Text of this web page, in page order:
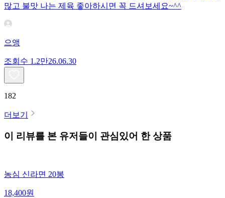
많고 불맛 나는 제육 좋아하시면 꼭 드셔보세요~^^
으앵
조회수 1.2만26.06.30
182
더보기
이 리뷰를 본 유저들이 관심있어 한 상품
농심 신라면 20봉
18,400원